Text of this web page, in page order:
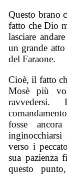
Questo brano
fatto che Dio
lasciare
un grande
del Faraone.
Cioè, il fatto
Mosè più
fosse
verso i
sua pazienza
questo